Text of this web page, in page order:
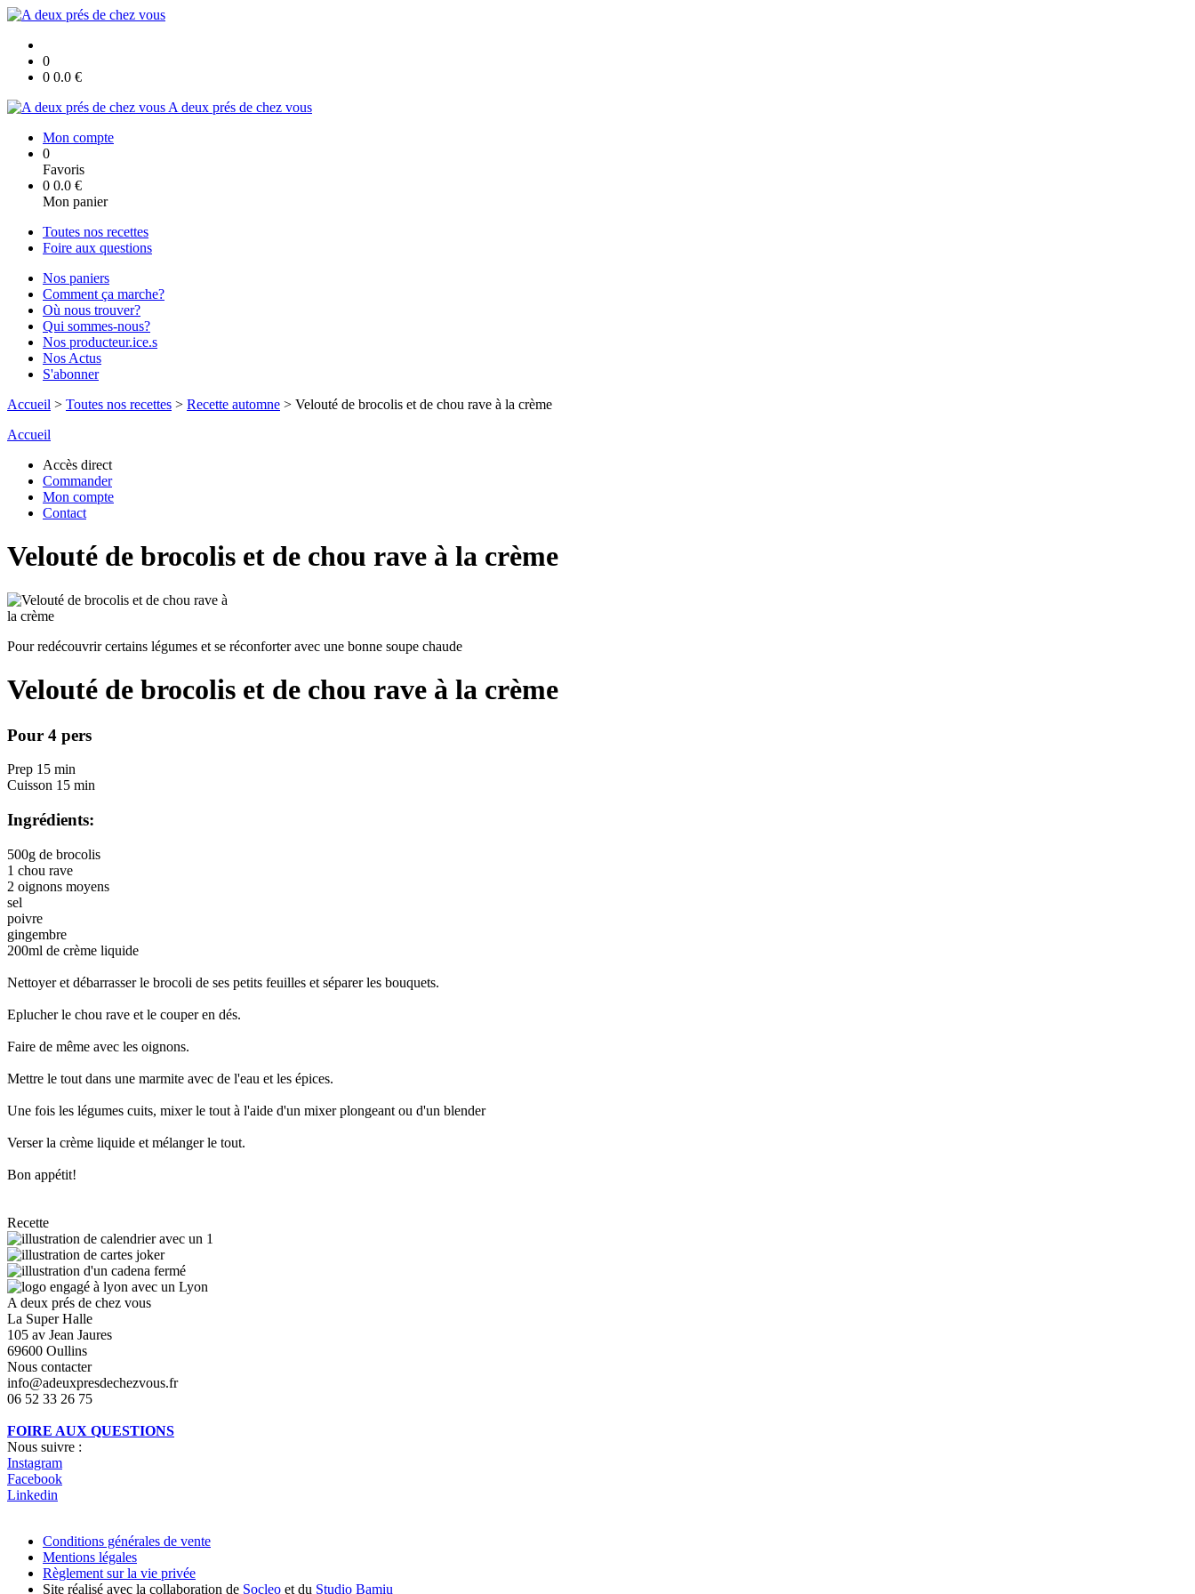
0
0 0.0 €
A deux prés de chez vous
Mon compte
0
Favoris
0 0.0 €
Mon panier
Toutes nos recettes
Foire aux questions
Nos paniers
Comment ça marche?
Où nous trouver?
Qui sommes-nous?
Nos producteur.ice.s
Nos Actus
S'abonner
Accueil > Toutes nos recettes > Recette automne > Velouté de brocolis et de chou rave à la crème
Accueil
Accès direct
Commander
Mon compte
Contact
Velouté de brocolis et de chou rave à la crème
Pour redécouvrir certains légumes et se réconforter avec une bonne soupe chaude
Velouté de brocolis et de chou rave à la crème
Pour 4 pers
Prep 15 min
Cuisson 15 min
Ingrédients:
500g de brocolis
1 chou rave
2 oignons moyens
sel
poivre
gingembre
200ml de crème liquide
Nettoyer et débarrasser le brocoli de ses petits feuilles et séparer les bouquets.
Eplucher le chou rave et le couper en dés.
Faire de même avec les oignons.
Mettre le tout dans une marmite avec de l'eau et les épices.
Une fois les légumes cuits, mixer le tout à l'aide d'un mixer plongeant ou d'un blender
Verser la crème liquide et mélanger le tout.
Bon appétit!
Recette
A deux prés de chez vous
La Super Halle
105 av Jean Jaures
69600 Oullins
Nous contacter
info@adeuxpresdechezvous.fr
06 52 33 26 75
FOIRE AUX QUESTIONS
Nous suivre :
Instagram
Facebook
Linkedin
Conditions générales de vente
Mentions légales
Règlement sur la vie privée
Site réalisé avec la collaboration de Socleo et du Studio Bamiu